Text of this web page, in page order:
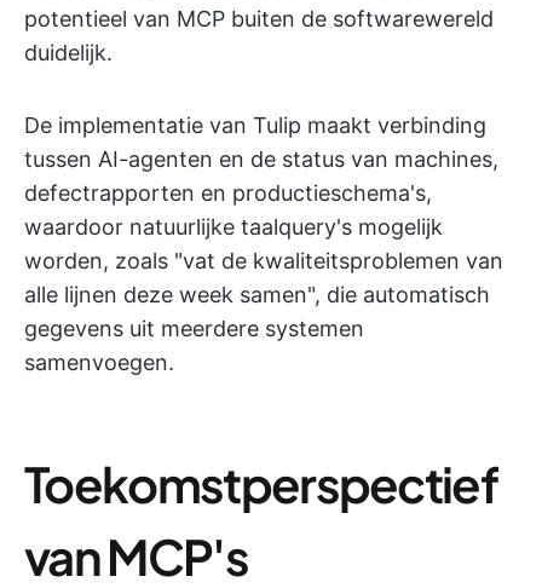
potentieel van MCP buiten de softwarewereld
duidelijk.
De implementatie van Tulip maakt verbinding
tussen AI-agenten en de status van machines,
defectrapporten en productieschema's,
waardoor natuurlijke taalquery's mogelijk
worden, zoals "vat de kwaliteitsproblemen van
alle lijnen deze week samen", die automatisch
gegevens uit meerdere systemen
samenvoegen.
Toekomstperspectief
van MCP's